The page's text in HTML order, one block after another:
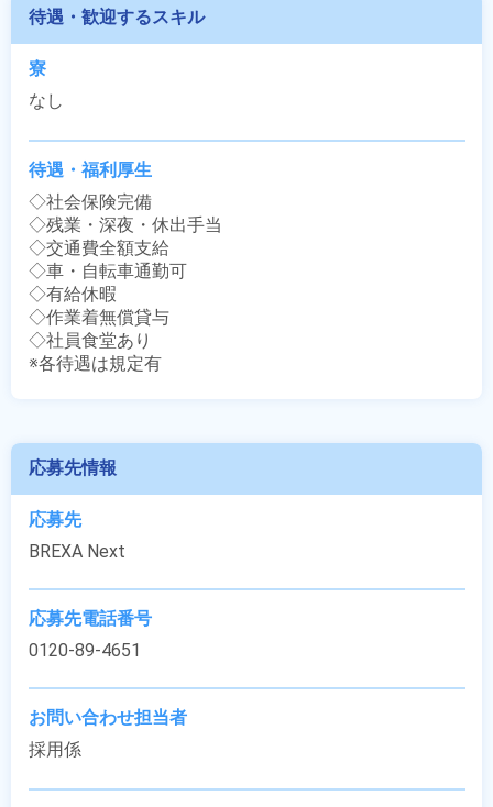
待遇・歓迎するスキル
寮
なし
待遇・福利厚生
◇社会保険完備
◇残業・深夜・休出手当
◇交通費全額支給
◇車・自転車通勤可
◇有給休暇
◇作業着無償貸与
◇社員食堂あり
※各待遇は規定有
応募先情報
応募先
BREXA Next
応募先電話番号
0120-89-4651
お問い合わせ担当者
採用係